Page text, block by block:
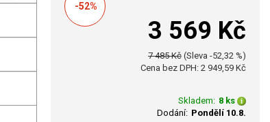
-52%
3 569 Kč
7 485 Kč (Sleva -52,32 %)
Cena bez DPH: 2 949,59 Kč
Skladem: 8 ks
Dodání: Pondělí 10.8.